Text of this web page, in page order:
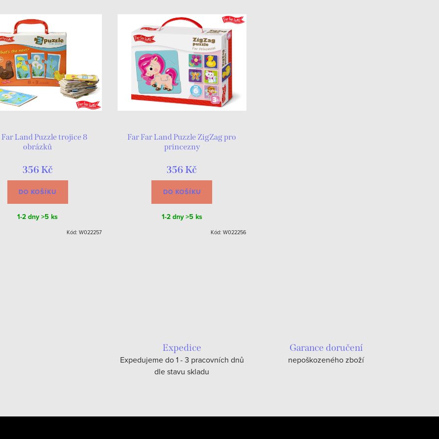
Far Land Puzzle trojice 8
obrázků
356 Kč
DO KOŠÍKU
1-2 dny>5 ks
Kód: W022257
Far Far Land Puzzle ZigZag pro
princezny
356 Kč
DO KOŠÍKU
1-2 dny >5 ks
Kód: W022256
Expedice
Expedujeme do 1 - 3 pracovních dnů
dle stavu skladu
Garance doručení
nepoškozeného zboží